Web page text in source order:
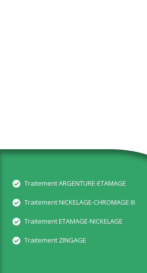
Traitement ARGENTURE-ETAMAGE
Traitement NICKELAGE-CHROMAGE III
Traitement ETAMAGE-NICKELAGE
Traitement ZINGAGE